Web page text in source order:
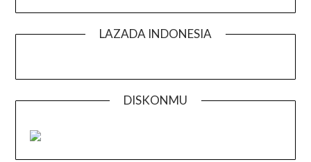
LAZADA INDONESIA
DISKONMU